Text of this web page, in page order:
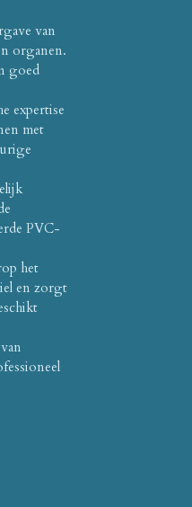
van
organen.
goed
expertise
met
PVC-
het
en zorgt